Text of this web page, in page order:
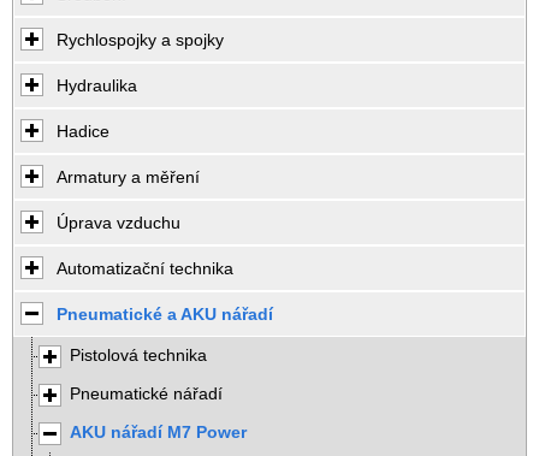
Rychlospojky a spojky
Hydraulika
Hadice
Armatury a měření
Úprava vzduchu
Automatizační technika
Pneumatické a AKU nářadí
Pistolová technika
Pneumatické nářadí
AKU nářadí M7 Power